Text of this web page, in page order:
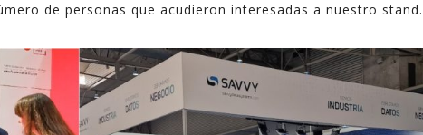
de personas que acudieron interesadas a nuestro stand.